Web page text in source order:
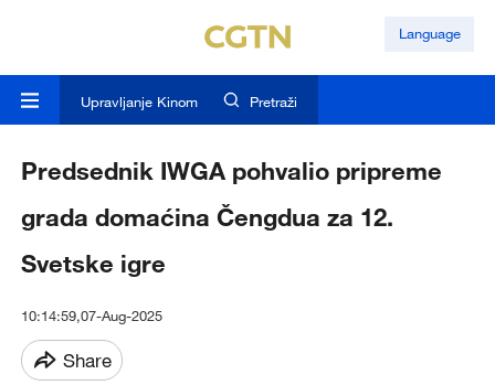
Language
Upravljanje Kinom Pretraži
Predsednik IWGA pohvalio pripreme
grada domaćina Čengdua za 12.
Svetske igre
10:14:59,07-Aug-2025
Share